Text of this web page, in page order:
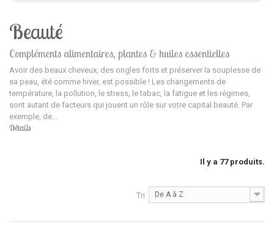
Beauté
Compléments alimentaires, plantes & huiles essentielles
Avoir des beaux cheveux, des ongles forts et préserver la souplesse de
sa peau, été comme hiver, est possible ! Les changements de
température, la pollution, le stress, le tabac, la fatigue et les régimes,
sont autant de facteurs qui jouent un rôle sur votre capital beauté. Par
exemple, de...
Détails
Il y a 77 produits.
Tri De A à Z